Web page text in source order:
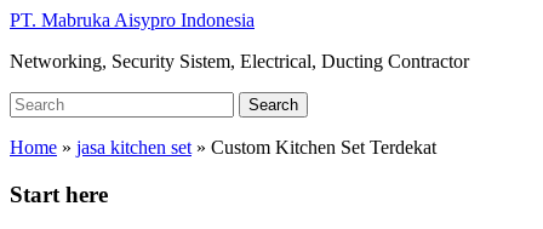
Skip
main
PT. Mabruka Aisypro Indonesia
Networking, Security Sistem, Electrical, Ducting Contractor
Search
for:
Search
Home » jasa kitchen set » Custom Kitchen Set Terdekat
Start here